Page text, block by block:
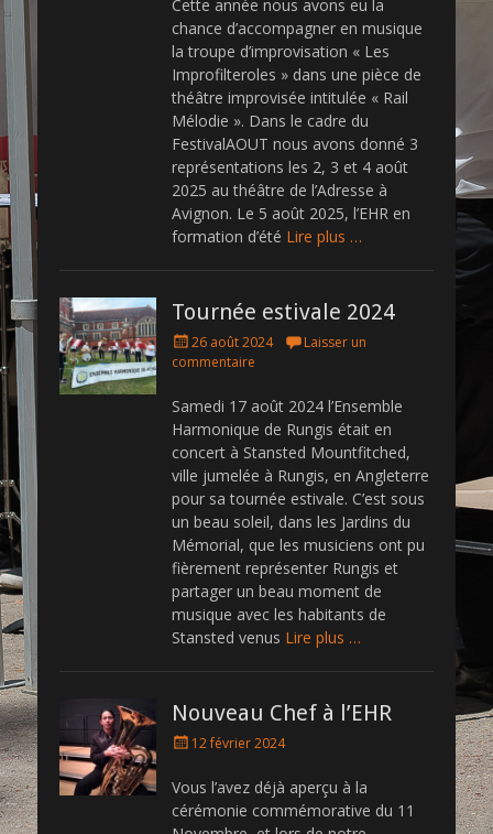
d
o
n
Cette année nous avons eu la
chance d’accompagner en musique
la troupe d’improvisation « Les
Improfilteroles » dans une pièce de
théâtre improvisée intitulée « Rail
Mélodie ». Dans le cadre du
FestivalAOUT nous avons donné 3
représentations les 2, 3 et 4 août
2025 au théâtre de l’Adresse à
Avignon. Le 5 août 2025, l’EHR en
formation d’été Lire plus …
Tournée estivale 2024
P
o
t
e
d
o
n
26 août 2024
Laisser un
commentaire
Samedi 17 août 2024 l’Ensemble
Harmonique de Rungis était en
concert à Stansted Mountfitched,
ville jumelée à Rungis, en Angleterre
pour sa tournée estivale. C’est sous
un beau soleil, dans les Jardins du
Mémorial, que les musiciens ont pu
fièrement représenter Rungis et
partager un beau moment de
musique avec les habitants de
Stansted venus Lire plus …
Nouveau Chef à l’EHR
P
s
e
12 février 2024
Vous l’avez déjà aperçu à la
cérémonie commémorative du 11